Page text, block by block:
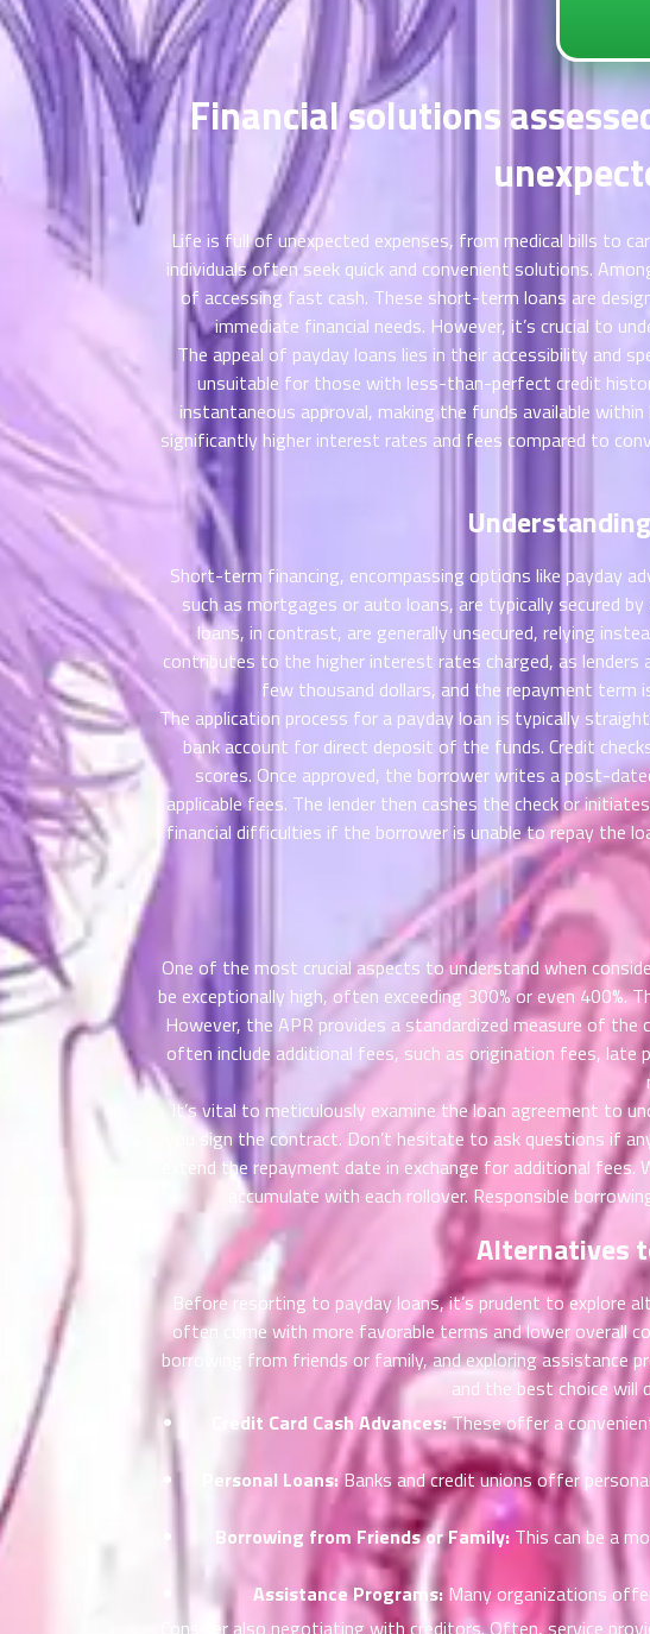
Financial solutions
Life is full of unexpected expenses, from medical bills to
individuals often seek quick and convenient solutions.
of accessing fast cash. These short-term loans are
immediate financial needs. However, it’s crucial to
The appeal of payday loans lies in their accessibility and
unsuitable for those with less-than-perfect credit
instantaneous approval, making the funds available
significantly higher interest rates and fees compared to
Short-term financing, encompassing options like payday
such as mortgages or auto loans, are typically secured
loans, in contrast, are generally unsecured, relying
contributes to the higher interest rates charged, as
few thousand dollars, and the repayment
The application process for a payday loan is typically
bank account for direct deposit of the funds. Credit
scores. Once approved, the borrower writes a post-
applicable fees. The lender then cashes the check or
financial difficulties if the borrower is unable to repay the
One of the most crucial aspects to understand when
be exceptionally high, often exceeding 300% or even 400%.
However, the APR provides a standardized measure of
often include additional fees, such as origination fees,
It’s vital to meticulously examine the loan agreement to
you sign the contract. Don’t hesitate to ask questions if
extend the repayment date in exchange for additional
accumulate with each rollover. Responsible
Alternatives
Before resorting to payday loans, it’s prudent to explore
often come with more favorable terms and lower overall
borrowing from friends or family, and exploring assistance
and the best choice will
Credit Card Cash Advances:These offer a
Personal Loans:Banks and credit unions offer
Borrowing from Friends or Family:This can be a
Assistance Programs: Many organizations
Consider also negotiating with creditors. Often, service
11
ตอน
ที่
12
ตอน
15
ตอน
ที่
ตอน
17
ตอน
ที่
ม
18
ตอน
ที่
19
ตอน
ที่
ม
20
ตอน
ที่
24
ตอน
ที่
ม
25